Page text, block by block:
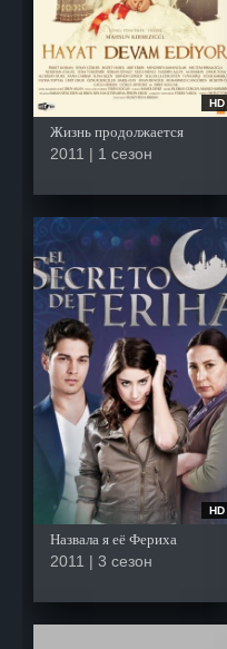
HD
Жизнь продолжается
2011 | 1 сезон
HD
Назвала я её Фериха
2011 | 3 сезон